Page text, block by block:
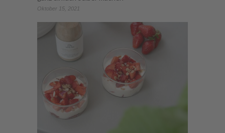
Oktober 15, 2021